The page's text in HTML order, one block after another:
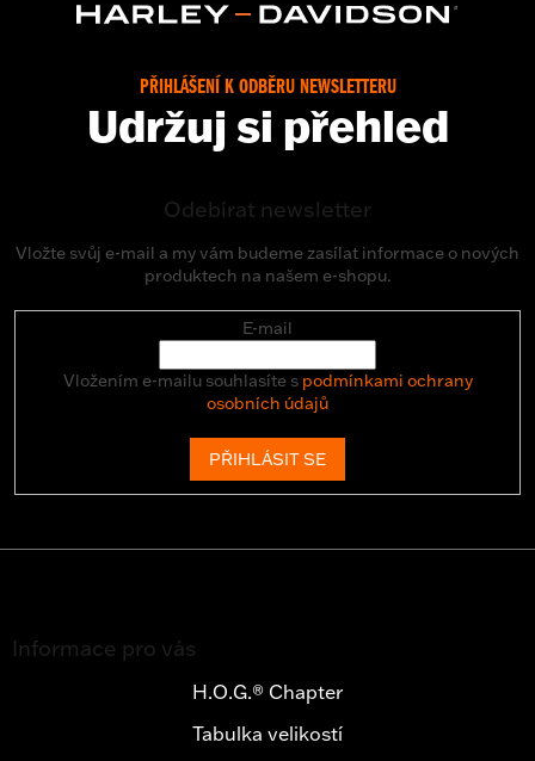
PŘIHLÁŠENÍ K ODBĚRU NEWSLETTERU
Udržuj si přehled
Odebírat newsletter
Vložte svůj e-mail a my vám budeme zasílat informace o nových
produktech na našem e-shopu.
E-mail
Vložením e-mailu souhlasíte s podmínkami ochrany
osobních údajů
PŘIHLÁSIT SE
Informace pro vás
H.O.G.® Chapter
Tabulka velikostí